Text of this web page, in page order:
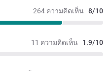
264 ความคิดเห็น 8/10
11 ความคิดเห็น 1.9/10